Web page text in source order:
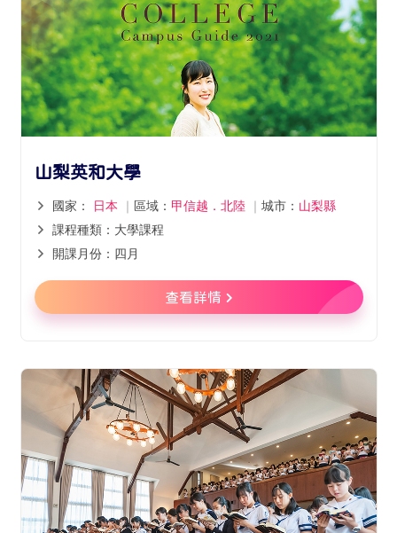
山梨英和大學
國家： 日本 ｜ 區域： 甲信越．北陸 ｜ 城市： 山梨縣
課程種類：大學課程
開課月份：四月
查看詳情